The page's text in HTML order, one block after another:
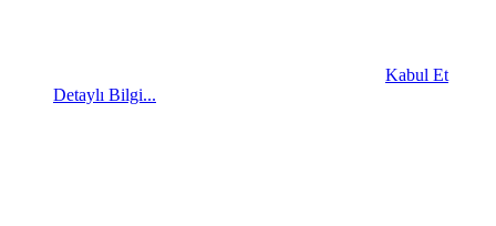
Kabul Et
Detaylı Bilgi...